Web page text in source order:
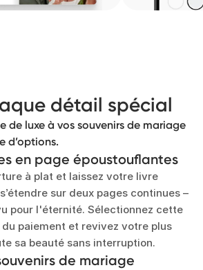
détail spécial
de luxe à vos souvenirs de mariage
d’options.
en page époustouflantes
à plat et laissez votre livre
sur deux pages continues –
pour l'éternité. Sélectionnez cette
paiement et revivez votre plus
sa beauté sans interruption.
de mariage